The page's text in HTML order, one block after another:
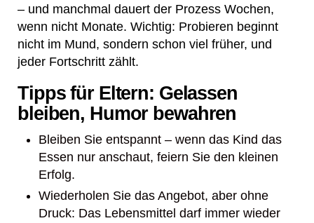
– und manchmal dauert der Prozess Wochen,
wenn nicht Monate. Wichtig: Probieren beginnt
nicht im Mund, sondern schon viel früher, und
jeder Fortschritt zählt.
Tipps für Eltern: Gelassen
bleiben, Humor bewahren
Bleiben Sie entspannt – wenn das Kind das
Essen nur anschaut, feiern Sie den kleinen
Erfolg.
Wiederholen Sie das Angebot, aber ohne
Druck: Das Lebensmittel darf immer wieder